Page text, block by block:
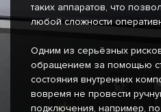
таких аппаратов, что
любой сложности
Одним из серьёзных
обращением за помощью
состояния внутренних
вовремя не провести
подключения, например,